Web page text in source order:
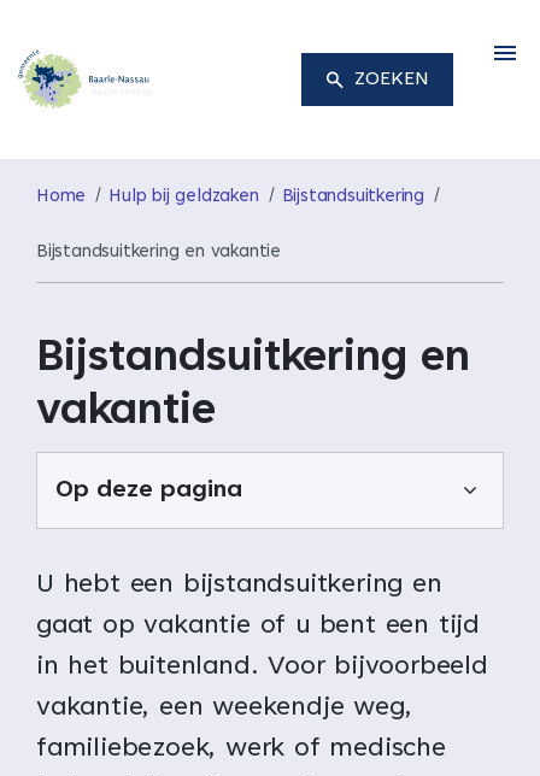
ZOEKEN
Home Hulp bij geldzaken Bijstandsuitkering
Bijstandsuitkering en vakantie
Bijstandsuitkering en
vakantie
Op deze pagina
U hebt een bijstandsuitkering en
gaat op vakantie of u bent een tijd
in het buitenland. Voor bijvoorbeeld
vakantie, een weekendje weg,
familiebezoek, werk of medische